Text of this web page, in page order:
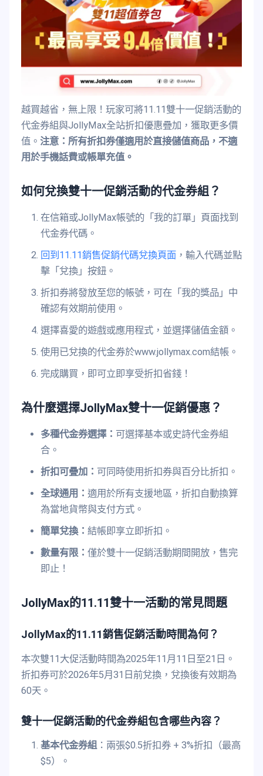
越買越省，無上限！玩家可將11.11雙十一促銷活動的
代金券組與JollyMax全站折扣優惠疊加，獲取更多價
值。 注意：所有折扣券僅適用於直接儲值商品，不適
用於手機話費或帳單充值。
如何兌換雙十一促銷活動的代金券組？
在信箱或JollyMax帳號的「我的訂單」頁面找到
代金券代碼。
回到11.11銷售促銷代碼兌換頁面 ，輸入代碼並點
擊「兌換」按鈕。
折扣券將發放至您的帳號，可在「我的獎品」中
確認有效期前使用。
選擇喜愛的遊戲或應用程式，並選擇儲值金額。
使用已兌換的代金券於www.jollymax.com結帳。
完成購買，即可立即享受折扣省錢！
為什麼選擇JollyMax雙十一促銷優惠？
多種代金券選擇： 可選擇基本或史詩代金券組
合。
折扣可疊加： 可同時使用折扣券與百分比折扣。
全球通用： 適用於所有支援地區，折扣自動換算
為當地貨幣與支付方式。
簡單兌換： 結帳即享立即折扣。
數量有限： 僅於雙十一促銷活動期間開放，售完
即止！
JollyMax的11.11雙十一活動的常見問題
JollyMax的11.11銷售促銷活動時間為何？
本次雙11大促活動時間為2025年11月11日至21日。
折扣券可於2026年5月31日前兌換，兌換後有效期為
60天。
雙十一促銷活動的代金券組包含哪些內容？
基本代金券組：兩張$0.5折扣券 + 3%折扣（最高
$5）。